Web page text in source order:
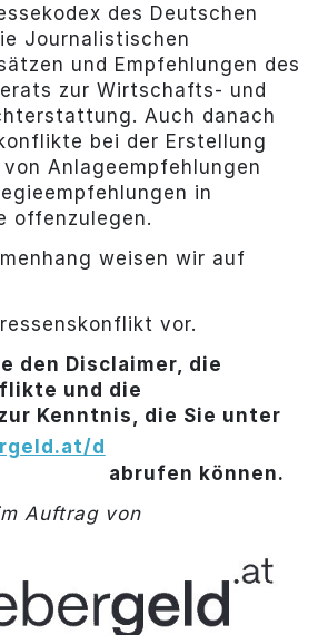
des Deutschen
Journalistischen
und Empfehlungen des
zur Wirtschafts- und
Auch danach
bei der Erstellung
Anlageempfehlungen
in
offenzulegen.
weisen wir auf
vor.
den Disclaimer, die
und die
Kenntnis, die Sie unter
d
abrufen können.
Auftrag von